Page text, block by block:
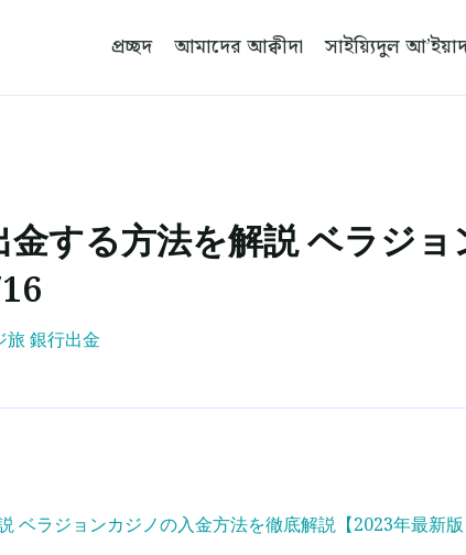
প্রচ্ছদ আমাদের আক্বীদা সাইয়্যিদুল
する方法を解説 ベラジ
旅 銀行出金
ベラジョンカジノの入金方法を徹底解説【2023年最新